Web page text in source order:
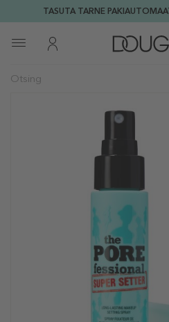
TASUTA TARNE